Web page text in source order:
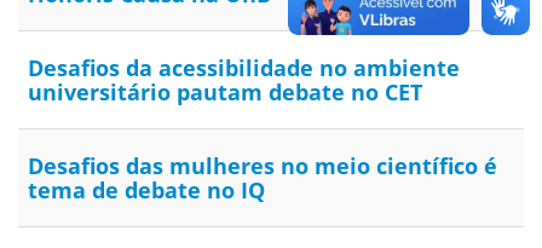
Desafios da acessibilidade no ambiente
universitário pautam debate no CET
Desafios das mulheres no meio científico é
tema de debate no IQ